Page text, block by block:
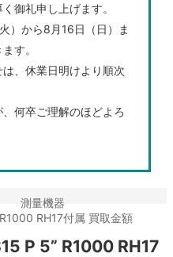
御礼申し上げます。
）から8月16日（日）ま
す。
、休業日明けより順次
何卒ご理解のほどよろ
測量機器
RH17付属 買取金額
P 5” R1000 RH17